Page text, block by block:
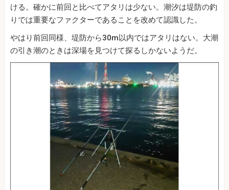
ける。確かに前回と比べてアタリは少ない。潮汐は堤防の釣
りでは重要なファクターであることを改めて認識した。
やはり前回同様、堤防から30m以内ではアタリはない。大潮
の引き潮のときは深場を見つけて探るしかないようだ。